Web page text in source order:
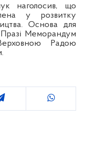
наголосив, що
у розвитку
Основа для
Празі Меморандум
Радою